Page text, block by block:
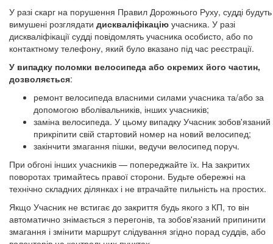
У разі скарг на порушення Правил Дорожнього Руху, судді будуть
вимушені розглядати дискваліфікацію учасника. У разі
дискваліфікації судді повідомлять учасника особисто, або по
контактному телефону, який було вказано під час реєстрації.
У випадку поломки велосипеда або окремих його частин,
дозволяється:
ремонт велосипеда власними силами учасника та/або за
допомогою вболівальників, інших учасників;
заміна велосипеда. У цьому випадку Учасник зобов'язаний
прикріпити свій стартовий номер на новий велосипед;
закінчити змагання пішки, ведучи велосипед поруч.
При обгоні інших учасників — попереджайте їх. На закритих
поворотах тримайтесь правої сторони. Будьте обережні на
технічно складних ділянках і не втрачайте пильність на простих.
Якщо Учасник не встигає до закриття будь якого з КП, то він
автоматично знімається з перегонів, та зобов'язаний припинити
змагання і змінити маршрут слідування згідно порад суддів, або